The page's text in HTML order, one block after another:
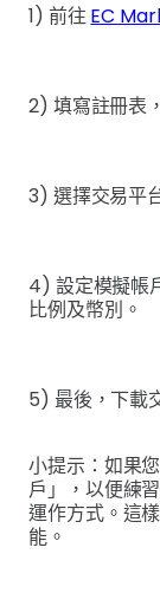
1) 前往 EC
2) 填寫註冊表
3) 選擇交易平
4) 設定模擬帳
比例及幣別。
5) 最後，下載
小提示：如果
戶」，以便練
運作方式。這
能。